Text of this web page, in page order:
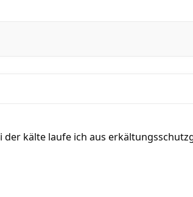
kälte laufe ich aus